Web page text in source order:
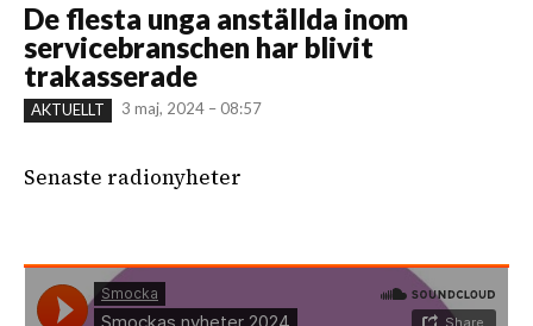
De flesta unga anställda inom
servicebranschen har blivit
trakasserade
AKTUELLT 3 maj, 2024 – 08:57
Senaste radionyheter